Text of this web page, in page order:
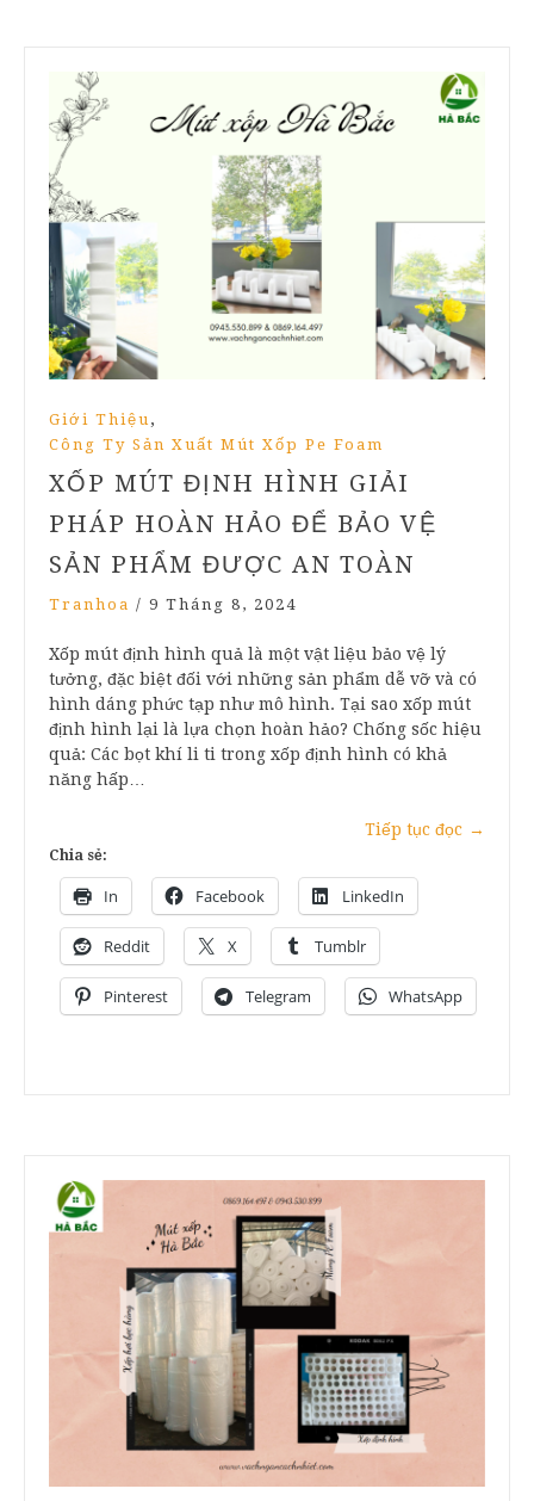
Giới Thiệu ,
Công Ty Sản Xuất Mút Xốp Pe Foam
XỐP MÚT ĐỊNH HÌNH GIẢI
PHÁP HOÀN HẢO ĐỂ BẢO VỆ
SẢN PHẨM ĐƯỢC AN TOÀN
Tranhoa / 9 Tháng 8, 2024
Xốp mút định hình quả là một vật liệu bảo vệ lý
tưởng, đặc biệt đối với những sản phẩm dễ vỡ và có
hình dáng phức tạp như mô hình. Tại sao xốp mút
định hình lại là lựa chọn hoàn hảo? Chống sốc hiệu
quả: Các bọt khí li ti trong xốp định hình có khả
năng hấp…
Tiếp tục đọc →
Chia sẻ:
In Facebook LinkedIn
Reddit X Tumblr
Pinterest Telegram WhatsApp